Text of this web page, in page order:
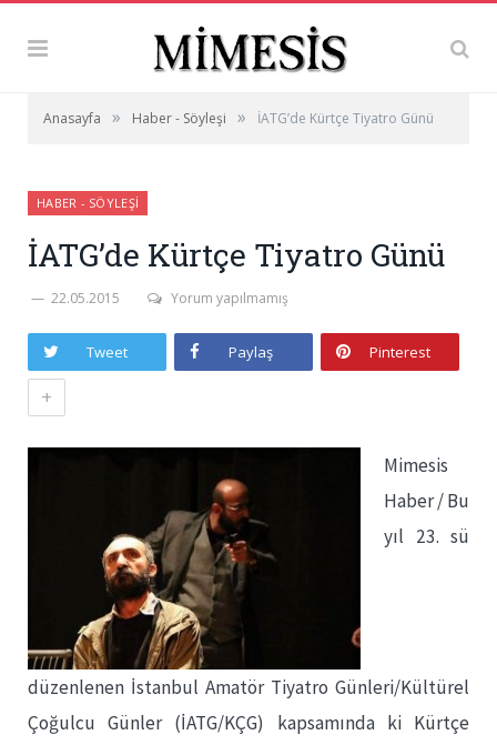
Anasayfa » Haber - Söyleşi » İATG’de Kürtçe Tiyatro Günü
HABER - SÖYLEŞI
İATG’de Kürtçe Tiyatro Günü
22.05.2015 Yorum yapılmamış
Tweet Paylaş Pinterest
+
Mimesis
Haber / Bu
yıl 23. sü
düzenlenen İstanbul Amatör Tiyatro Günleri/Kültürel
Çoğulcu Günler (İATG/KÇG) kapsamında ki Kürtçe